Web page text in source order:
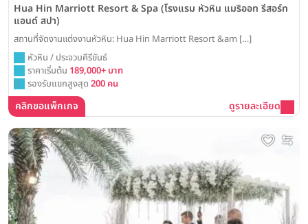
Hua Hin Marriott Resort & Spa (โรงแรม หัวหิน แมริออท รีสอร์ท
แอนด์ สปา)
สถานที่จัดงานแต่งงานหัวหิน: Hua Hin Marriott Resort &am […]
หัวหิน / ประจวบคีรีขันธ์
ราคาเริ่มต้น 189,000+ บาท
รองรับแขกสูงสุด 200 คน
คลิกขอแพ็กเกจ ดูรายละเอียด